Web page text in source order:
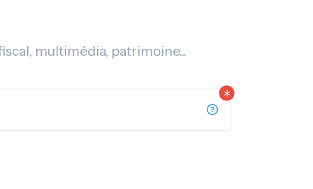
multimédia, patrimoine...